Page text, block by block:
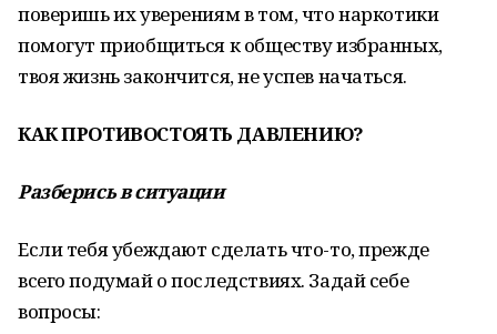
поверишь их уверениям в том, что наркотики
помогут приобщиться к обществу избранных,
твоя жизнь закончится, не успев начаться.
КАК ПРОТИВОСТОЯТЬ ДАВЛЕНИЮ?
Разберись в ситуации
Если тебя убеждают сделать что-то, прежде
всего подумай о последствиях. Задай себе
вопросы: